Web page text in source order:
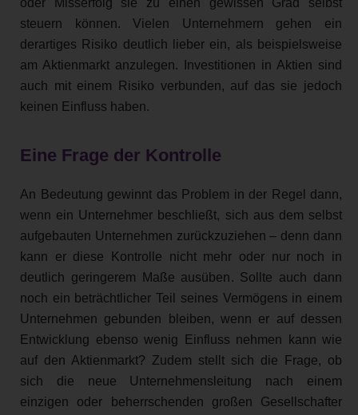
oder Misserfolg sie zu einen gewissen Grad selbst
steuern können. Vielen Unternehmern gehen ein
derartiges Risiko deutlich lieber ein, als beispielsweise
am Aktienmarkt anzulegen. Investitionen in Aktien sind
auch mit einem Risiko verbunden, auf das sie jedoch
keinen Einfluss haben.
Eine Frage der Kontrolle
An Bedeutung gewinnt das Problem in der Regel dann,
wenn ein Unternehmer beschließt, sich aus dem selbst
aufgebauten Unternehmen zurückzuziehen – denn dann
kann er diese Kontrolle nicht mehr oder nur noch in
deutlich geringerem Maße ausüben. Sollte auch dann
noch ein beträchtlicher Teil seines Vermögens in einem
Unternehmen gebunden bleiben, wenn er auf dessen
Entwicklung ebenso wenig Einfluss nehmen kann wie
auf den Aktienmarkt? Zudem stellt sich die Frage, ob
sich die neue Unternehmensleitung nach einem
einzigen oder beherrschenden großen Gesellschafter